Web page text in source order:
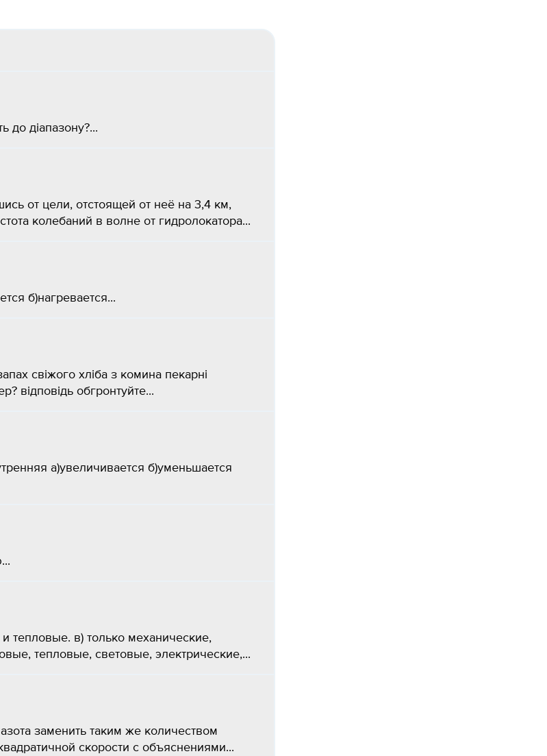
до діапазону?​...
от цели, отстоящей от неё на 3,4 км,
колебаний в волне от гидролока­тора...
б)нагревается...
свіжого хліба з комина пекарні
відповідь обгронтуйте...
а)увеличивается б)уменьшается
тепловые. в) только механические,
тепловые, световые, электрические,...
заменить таким же количеством
скорости с объяснениями...